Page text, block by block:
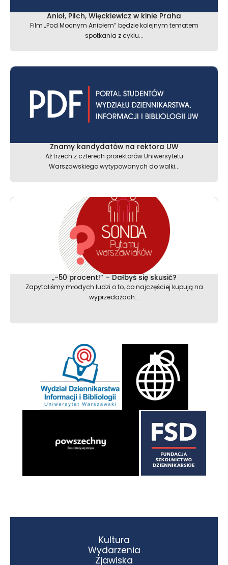
Anioł, Pilch, Więckiewicz w kinie Praha
Film „Pod Mocnym Aniołem” będzie kolejnym tematem
spotkania z cyklu...
Znamy kandydatów na rektora UW
Aż trzech z czterech prorektorów Uniwersytetu
Warszawskiego wytypowanych do walki...
„-50 procent!” – Dałbyś się skusić?
Zapytaliśmy młodych ludzi o to, co najczęściej kupują na
wyprzedażach...
Kultura
Wydarzenia
Zjawiska